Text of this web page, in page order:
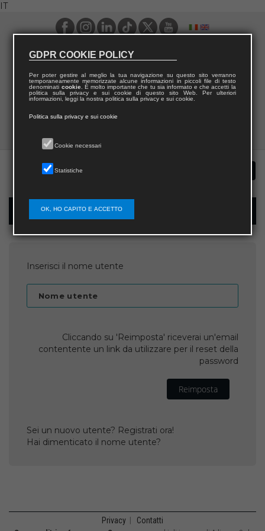
IT
Recupera password
Inserisci il nome utente
Nome utente
Cliccando su 'Reimposta' riceverai un'email
contentente un link da utilizzare per il reset della
password
Reimposta
Sei un nuovo utente? Registrati ora!
Hai dimenticato il nome utente?
Privacy Contatti
GDPR COOKIE POLICY
Per poter gestire al meglio la tua navigazione su questo sito verranno
temporaneamente memorizzate alcune informazioni in piccoli file di testo
denominati cookie. È molto importante che tu sia informato e che accetti la
politica sulla privacy e sui cookie di questo sito Web. Per ulteriori
informazioni, leggi la nostra politica sulla privacy e sui cookie.
Politica sulla privacy e sui cookie
Cookie necessari
Statistiche
OK, HO CAPITO E ACCETTO